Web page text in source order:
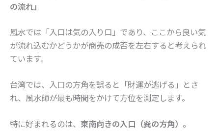
の流れ」
風水では「入口は気の入り口」であり、ここから良い気
が流れ込むかどうかが商売の成否を左右すると考えられ
ています。
台湾では、入口の方角を誤ると「財運が逃げる」とさ
れ、風水師が最も時間をかけて方位を測定します。
特に好まれるのは、 東南向きの入口（巽の方角） 。